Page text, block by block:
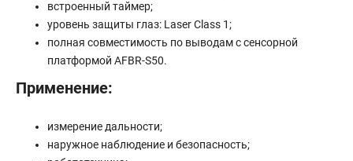
встроенный таймер;
уровень защиты глаз: Laser Class 1;
полная совместимость по выводам с сенсорной
платформой AFBR-S50.
Применение:
измерение дальности;
наружное наблюдение и безопасность;